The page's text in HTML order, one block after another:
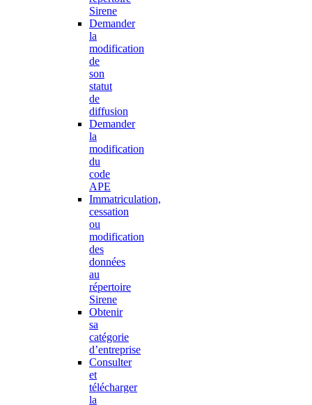
Sirene
Demander
la
modification
de
son
statut
de
diffusion
Demander
la
modification
du
code
APE
Immatriculation,
cessation
ou
modification
des
données
au
répertoire
Sirene
Obtenir
sa
catégorie
d’entreprise
Consulter
et
télécharger
la